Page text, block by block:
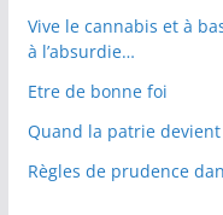
Vive le cannabis et à
à l’absurdie…
Etre de bonne foi
Quand la patrie
Règles de prudence